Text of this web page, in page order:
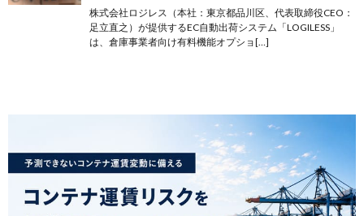
株式会社ロジレス（本社：東京都品川区、代表取締役CEO：
足立直之）が提供するEC自動出荷システム「LOGILESS」
は、倉庫事業者向け有料機能オプショ[…]